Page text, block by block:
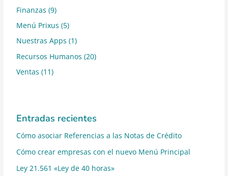
Finanzas (9)
Menú Prixus (5)
Nuestras Apps (1)
Recursos Humanos (20)
Ventas (11)
Entradas recientes
Cómo asociar Referencias a las Notas de Crédito
Cómo crear empresas con el nuevo Menú Principal
Ley 21.561 «Ley de 40 horas»